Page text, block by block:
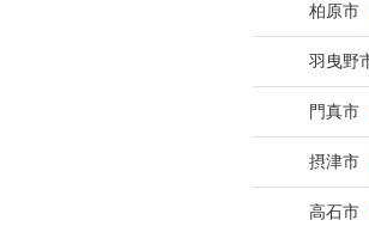
柏原市
羽曳野
門真市
摂津市
高石市